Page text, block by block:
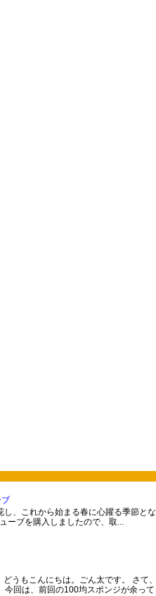
、これから始まる春に心躍る季節と
ブを購入しましたので、取...
うもこんにちは。ごん太です。 さて
回は、前回の100均スポンジが余って